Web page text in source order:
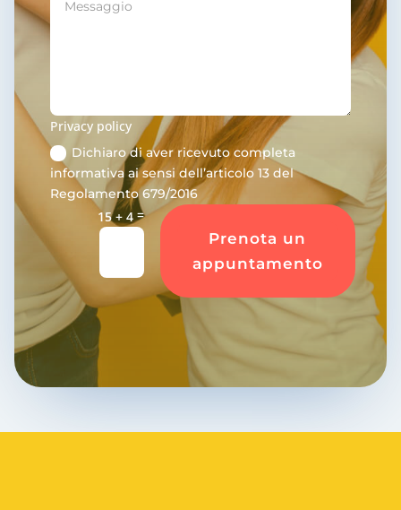
Privacy policy
Dichiaro di aver ricevuto completa
informativa ai sensi dell’articolo 13 del
Regolamento 679/2016
15 + 4=
Prenota un
appuntamento